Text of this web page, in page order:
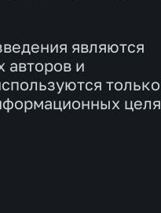
являются
авторов и